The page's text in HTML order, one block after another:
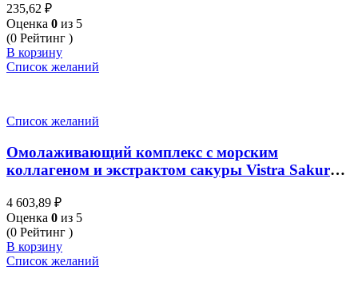
235,62 ₽
Оценка 0 из 5
(0 Рейтинг )
В корзину
Список желаний
Список желаний
Омолаживающий комплекс с морским
коллагеном и экстрактом сакуры Vistra Sakura
4 603,89 ₽
Оценка 0 из 5
(0 Рейтинг )
В корзину
Список желаний